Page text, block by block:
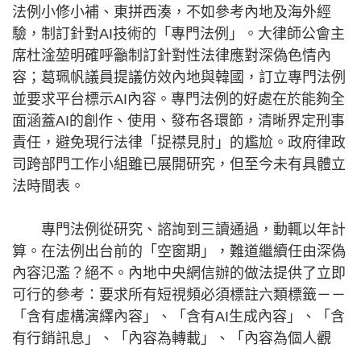
法例小修小補、東拼西湊，不如參考內地及海外經
驗，制訂針對AI技術的「專門法例」。大律師公會主
席杜淦堃明確呼籲制訂針對性法律應對深偽色情內
容；葛珮帆議員提議仿效內地與韓國，訂立專門法例
並要求平台標示AI內容。專門法例的好處在於能夠全
面涵蓋AI的創作、使用、發布各環節，清晰界定刑事
責任，避免現行法律「捉襟見肘」的尷尬。政府律政
司跨部門工作小組雖已展開研究，但至今未有具體立
法時間表。
專門法例從研究、諮詢到三讀通過，動輒以年計
算。在法例出台前的「空窗期」，難道繼續任由深偽
內容氾濫？絕不。內地中央網信辦的做法提供了立即
可行的參考：要求所有短視頻必須標註六類標籤－－
「含有虛構演繹內容」、「含有AI生成內容」、「含
有行銷訊息」、「內容為轉載」、「內容為個人觀